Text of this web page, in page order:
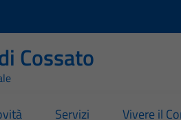
Cossato
Servizi Vivere il